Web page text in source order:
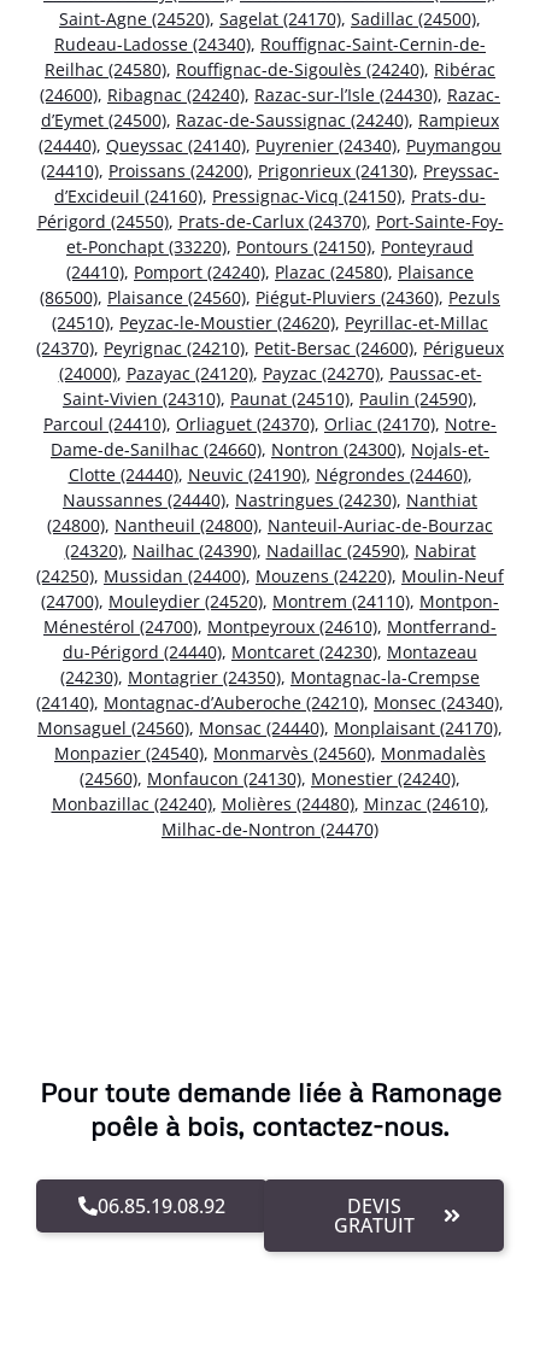
Saint-Agne (24520), Sagelat (24170), Sadillac (24500),
Rudeau-Ladosse (24340), Rouffignac-Saint-Cernin-de-
Reilhac (24580), Rouffignac-de-Sigoulès (24240), Ribérac
(24600), Ribagnac (24240), Razac-sur-l’Isle (24430), Razac-
d’Eymet (24500), Razac-de-Saussignac (24240), Rampieux
(24440), Queyssac (24140), Puyrenier (24340), Puymangou
(24410), Proissans (24200), Prigonrieux (24130), Preyssac-
d’Excideuil (24160), Pressignac-Vicq (24150), Prats-du-
Périgord (24550), Prats-de-Carlux (24370), Port-Sainte-Foy-
et-Ponchapt (33220), Pontours (24150), Ponteyraud
(24410), Pomport (24240), Plazac (24580), Plaisance
(86500), Plaisance (24560), Piégut-Pluviers (24360), Pezuls
(24510), Peyzac-le-Moustier (24620), Peyrillac-et-Millac
(24370), Peyrignac (24210), Petit-Bersac (24600), Périgueux
(24000), Pazayac (24120), Payzac (24270), Paussac-et-
Saint-Vivien (24310), Paunat (24510), Paulin (24590),
Parcoul (24410), Orliaguet (24370), Orliac (24170), Notre-
Dame-de-Sanilhac (24660), Nontron (24300), Nojals-et-
Clotte (24440), Neuvic (24190), Négrondes (24460),
Naussannes (24440), Nastringues (24230), Nanthiat
(24800), Nantheuil (24800), Nanteuil-Auriac-de-Bourzac
(24320), Nailhac (24390), Nadaillac (24590), Nabirat
(24250), Mussidan (24400), Mouzens (24220), Moulin-Neuf
(24700), Mouleydier (24520), Montrem (24110), Montpon-
Ménestérol (24700), Montpeyroux (24610), Montferrand-
du-Périgord (24440), Montcaret (24230), Montazeau
(24230), Montagrier (24350), Montagnac-la-Crempse
(24140), Montagnac-d’Auberoche (24210), Monsec (24340),
Monsaguel (24560), Monsac (24440), Monplaisant (24170),
Monpazier (24540), Monmarvès (24560), Monmadalès
(24560), Monfaucon (24130), Monestier (24240),
Monbazillac (24240), Molières (24480), Minzac (24610),
Milhac-de-Nontron (24470)
Pour toute demande liée à Ramonage
poêle à bois, contactez-nous.
06.85.19.08.92 DEVIS
GRATUIT